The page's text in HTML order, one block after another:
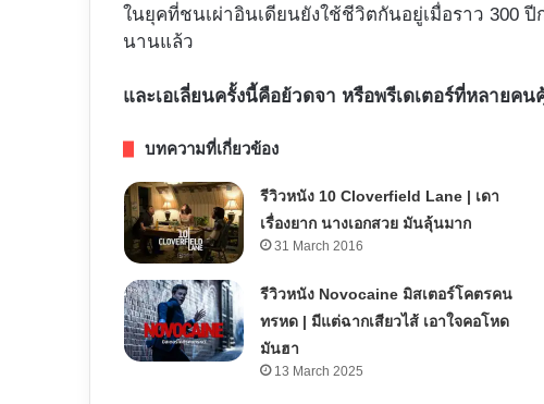
ในยุคที่ชนเผ่าอินเดียนยังใช้ชีวิตกันอยู่เมื่อราว 300
นานแล้ว
และเอเลี่ยนครั้งนี้คือย้วดจา หรือพรีเดเตอร์ที่หลายค
บทความที่เกี่ยวข้อง
รีวิวหนัง 10 Cloverfield Lane | เดา
เรื่องยาก นางเอกสวย มันลุ้นมาก
31 March 2016
รีวิวหนัง Novocaine มิสเตอร์โคตรคน
ทรหด | มีแต่ฉากเสียวไส้ เอาใจคอโหด
มันฮา
13 March 2025